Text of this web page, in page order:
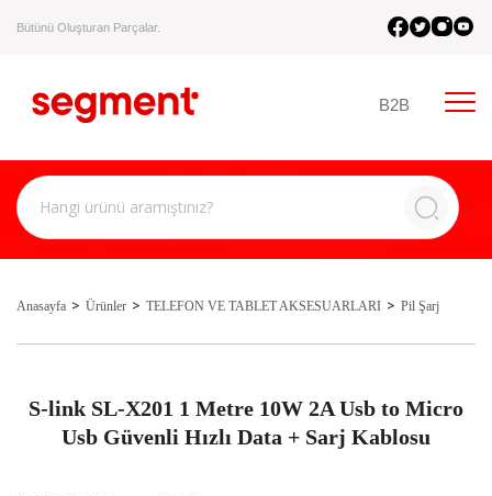
Bütünü Oluşturan Parçalar.
B2B
Anasayfa Ürünler TELEFON VE TABLET AKSESUARLARI Pil Şarj
S-link SL-X201 1 Metre 10W 2A Usb to Micro
Usb Güvenli Hızlı Data + Sarj Kablosu